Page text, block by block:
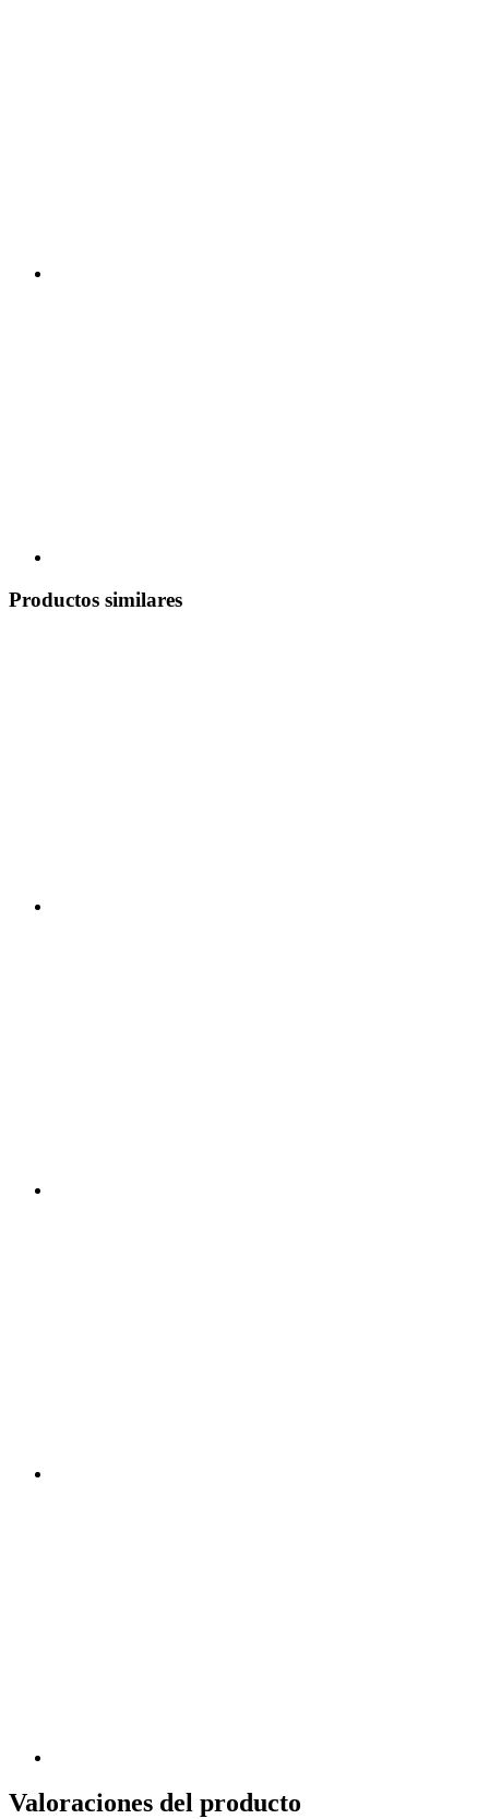
Productos similares
Valoraciones del producto